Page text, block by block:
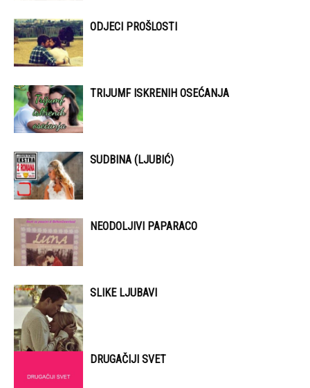
ODJECI PROŠLOSTI
TRIJUMF ISKRENIH OSEĆANJA
SUDBINA (LJUBIĆ)
NEODOLJIVI PAPARACO
SLIKE LJUBAVI
DRUGAČIJI SVET